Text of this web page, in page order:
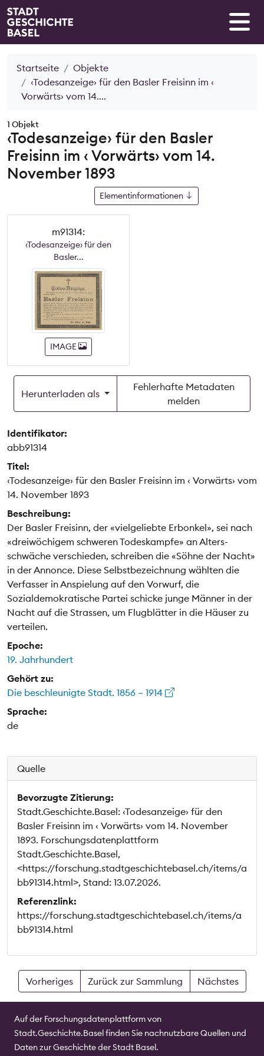
Startseite
Objekte
‹Todesanzeige› für den Basler Freisinn im ‹
Vorwärts› vom 14....
1 Objekt
‹Todesanzeige› für den Basler
Freisinn im ‹ Vorwärts› vom 14.
November 1893
Elementinformationen
m91314:
‹Todesanzeige› für den
Basler...
IMAGE
Herunterladen als
Fehlerhafte Metadaten
melden
Identifikator:
abb91314
Titel:
‹Todesanzeige› für den Basler Freisinn im ‹ Vorwärts› vom
14. November 1893
Beschreibung:
Der Basler Freisinn, der «vielgeliebte Erbonkel», sei nach
«dreiwöchigem schweren Todeskampfe» an Alters-
schwäche verschieden, schreiben die «Söhne der Nacht»
in der Annonce. Diese Selbstbezeichnung wählten die
Verfasser in Anspielung auf den Vorwurf, die
Sozialdemokratische Partei schicke junge Männer in der
Nacht auf die Strassen, um Flugblätter in die Häuser zu
verteilen.
Epoche:
19. Jahrhundert
Gehört zu:
Die beschleunigte Stadt. 1856 – 1914
Sprache:
de
Quelle
Bevorzugte Zitierung:
Stadt.Geschichte.Basel: ‹Todesanzeige› für den
Basler Freisinn im ‹ Vorwärts› vom 14. November
1893. Forschungsdatenplattform
Stadt.Geschichte.Basel,
<https://forschung.stadtgeschichtebasel.ch/items/a
bb91314.html>, Stand: 13.07.2026.
Referenzlink:
https://forschung.stadtgeschichtebasel.ch/items/a
bb91314.html
Vorheriges Zurück zur Sammlung Nächstes
Auf der Forschungsdatenplattform von
Stadt.Geschichte.Basel finden Sie nachnutzbare Quellen und
Daten zur Geschichte der Stadt Basel.